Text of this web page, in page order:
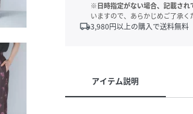
※日時指定がない場合、記載され
いますので、あらかじめご了承く
local_shipping3,980円以上の購入で送料無料
アイテム説明